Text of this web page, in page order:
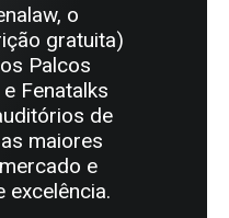
o
gratuita)
Palcos
Fenatalks
de
maiores
e
excelência.